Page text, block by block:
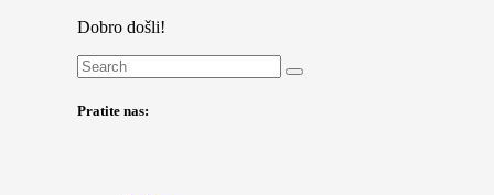
Dobro došli!
Pratite nas: